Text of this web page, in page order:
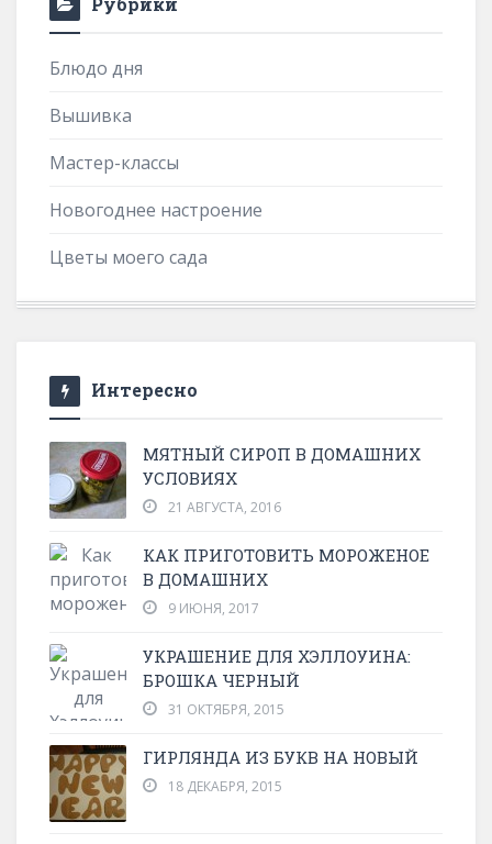
Блюдо дня
Вышивка
Мастер-классы
Новогоднее настроение
Цветы моего сада
Интересно
МЯТНЫЙ СИРОП В ДОМАШНИХ
УСЛОВИЯХ
21 АВГУСТА, 2016
КАК ПРИГОТОВИТЬ МОРОЖЕНОЕ
В ДОМАШНИХ
9 ИЮНЯ, 2017
УКРАШЕНИЕ ДЛЯ ХЭЛЛОУИНА:
БРОШКА ЧЕРНЫЙ
31 ОКТЯБРЯ, 2015
ГИРЛЯНДА ИЗ БУКВ НА НОВЫЙ
18 ДЕКАБРЯ, 2015